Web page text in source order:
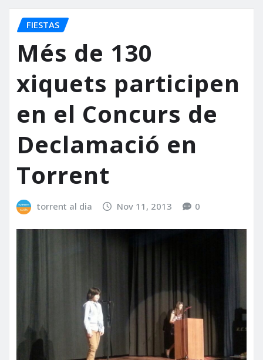
FIESTAS
Més de 130
xiquets participen
en el Concurs de
Declamació en
Torrent
torrent al dia Nov 11, 2013 0